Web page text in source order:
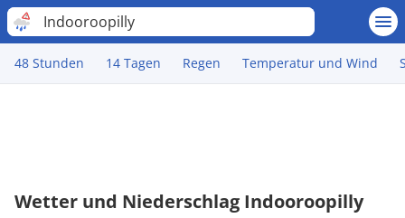
Indooroopilly
48 Stunden 14 Tagen Regen Temperatur und Wind
Wetter und Niederschlag Indooroopilly